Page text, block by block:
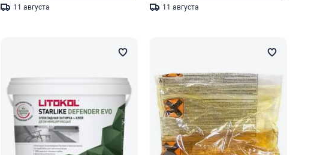
11 августа 11 августа